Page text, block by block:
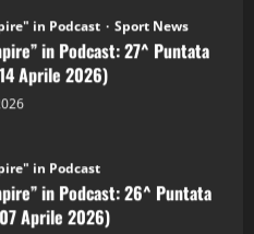
in Podcast: 27^ Puntata
Aprile 2026)
in Podcast: 26^ Puntata
Aprile 2026)